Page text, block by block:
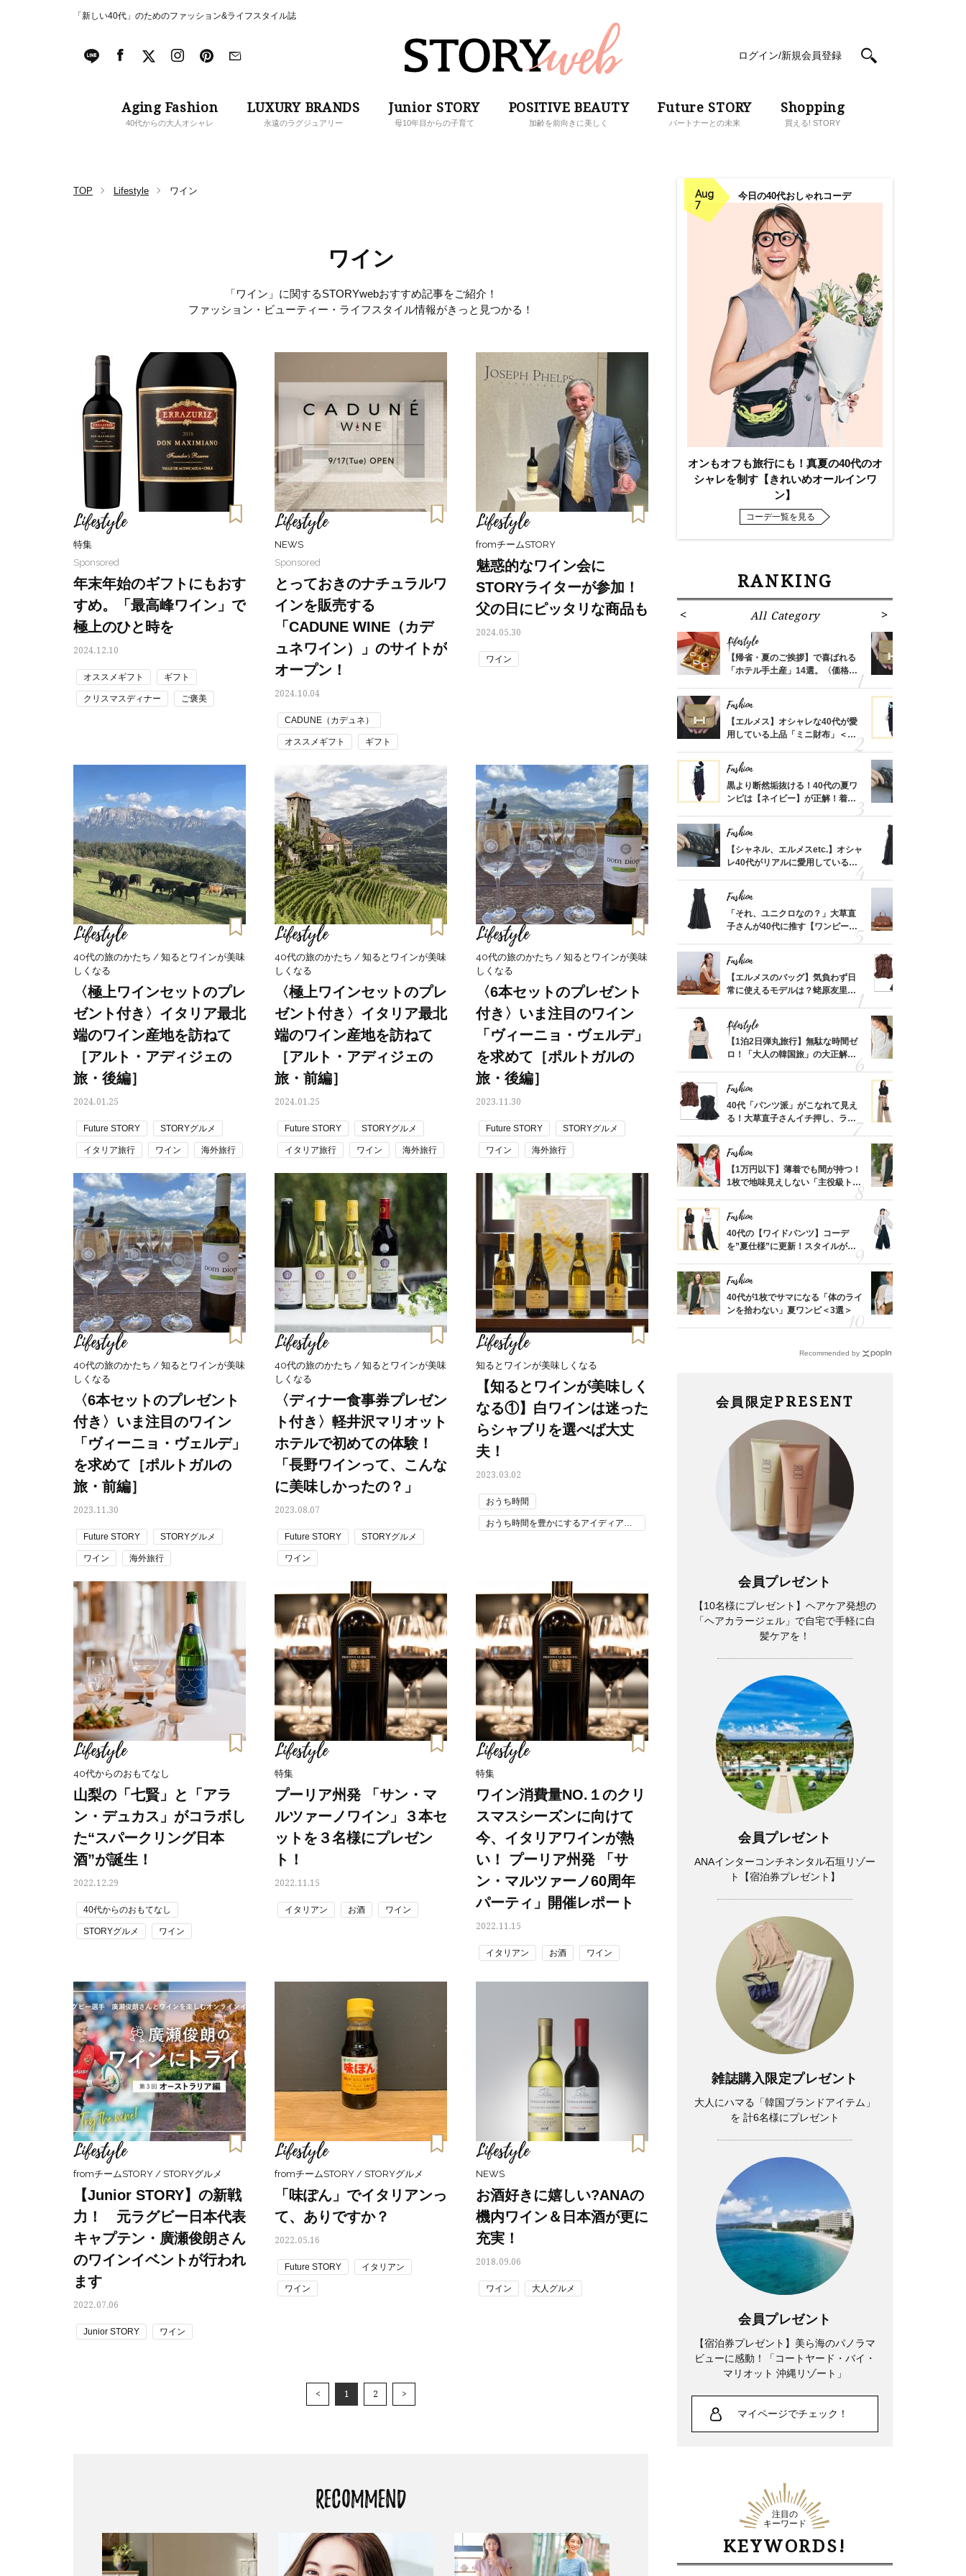
「新しい40代」のためのファッション&ライフスタイル誌
ログイン/新規会員登録
Aging Fashion
40代からの大人オシャレ
LUXURY BRANDS
永遠のラグジュアリー
Junior STORY
母10年目からの子育て
POSITIVE BEAUTY
加齢を前向きに美しく
Future STORY
パートナーとの未来
Shopping
買える! STORY
TOP Lifestyle ワイン
ワイン
「ワイン」に関するSTORYwebおすすめ記事をご紹介！
ファッション・ビューティー・ライフスタイル情報がきっと見つかる！
Lifestyle
特集
Sponsored
年末年始のギフトにもおす
すめ。「最高峰ワイン」で
極上のひと時を
2024.12.10
オススメギフト ギフト
クリスマスディナー ご褒美
Lifestyle
NEWS
Sponsored
とっておきのナチュラルワ
インを販売する
「CADUNE WINE（カデ
ュネワイン）」のサイトが
オープン！
2024.10.04
CADUNE（カデュネ）
オススメギフト ギフト
プレゼント ワイン 手土産
Lifestyle
fromチームSTORY
魅惑的なワイン会に
STORYライターが参加！
父の日にピッタリな商品も
2024.05.30
ワイン
Lifestyle
40代の旅のかたち / 知るとワインが美味
しくなる
〈極上ワインセットのプレ
ゼント付き〉イタリア最北
端のワイン産地を訪ねて
［アルト・アディジェの
旅・後編］
2024.01.25
Future STORY STORYグルメ
イタリア旅行 ワイン 海外旅行
Lifestyle
40代の旅のかたち / 知るとワインが美味
しくなる
〈極上ワインセットのプレ
ゼント付き〉イタリア最北
端のワイン産地を訪ねて
［アルト・アディジェの
旅・前編］
2024.01.25
Future STORY STORYグルメ
イタリア旅行 ワイン 海外旅行
Lifestyle
40代の旅のかたち / 知るとワインが美味
しくなる
〈6本セットのプレゼント
付き〉いま注目のワイン
「ヴィーニョ・ヴェルデ」
を求めて［ポルトガルの
旅・後編］
2023.11.30
Future STORY STORYグルメ
ワイン 海外旅行
Lifestyle
40代の旅のかたち / 知るとワインが美味
しくなる
〈6本セットのプレゼント
付き〉いま注目のワイン
「ヴィーニョ・ヴェルデ」
を求めて［ポルトガルの
旅・前編］
2023.11.30
Future STORY STORYグルメ
ワイン 海外旅行
Lifestyle
40代の旅のかたち / 知るとワインが美味
しくなる
〈ディナー食事券プレゼン
ト付き〉軽井沢マリオット
ホテルで初めての体験！
「長野ワインって、こんな
に美味しかったの？」
2023.08.07
Future STORY STORYグルメ
ワイン
Lifestyle
知るとワインが美味しくなる
【知るとワインが美味しく
なる①】白ワインは迷った
らシャブリを選べば大丈
夫！
2023.03.02
おうち時間
おうち時間を豊かにするアイディアレ
Lifestyle
40代からのおもてなし
山梨の「七賢」と「アラ
ン・デュカス」がコラボし
た“スパークリング日本
酒”が誕生！
2022.12.29
40代からのおもてなし
STORYグルメ ワイン
Lifestyle
特集
プーリア州発 「サン・マ
ルツァーノワイン」３本セ
ットを３名様にプレゼン
ト！
2022.11.15
イタリアン お酒 ワイン
Lifestyle
特集
ワイン消費量NO.１のクリ
スマスシーズンに向けて
今、イタリアワインが熱
い！ プーリア州発 「サ
ン・マルツァーノ60周年
パーティ」開催レポート
2022.11.15
イタリアン お酒 ワイン
Lifestyle
fromチームSTORY / STORYグルメ
【Junior STORY】の新戦
力！ 元ラグビー日本代表
キャプテン・廣瀬俊朗さん
のワインイベントが行われ
ます
2022.07.06
Junior STORY ワイン
Lifestyle
fromチームSTORY / STORYグルメ
「味ぽん」でイタリアンっ
て、ありですか？
2022.05.16
Future STORY イタリアン
ワイン
Lifestyle
NEWS
お酒好きに嬉しい?ANAの
機内ワイン＆日本酒が更に
充実！
2018.09.06
ワイン 大人グルメ
< 1 2 >
RECOMMEND
Aug
7
今日の40代おしゃれコーデ
オンもオフも旅行にも！真夏の40代のオ
シャレを制す【きれいめオールインワ
ン】
コーデ一覧を見る
RANKING
Lifestyle All Category
Beauty
26年夏、石井美穂さん厳選の【美
白アイテム】10選！40代以上は朝
「それどこの？」と褒められる！
可愛すぎる【YSL】の新作「万能ク
リーム」が夏のお守りに
Beauty
40代、翌朝の肌が見違える！夏の
「ざらつき・ごわつき」をケアす
る名品2選〈パック・ミスト〉
Beauty
40代の透明感を底上げ【毛穴ケ
ア】名品3選！石井美穂さん「60本
以上愛用中」のものも
Beauty
「夕方から目力が落ちる…」40代
へ！石井美穂さんが推薦【名品ア
Beauty
容液・クリーム】「シワ・たるみ
ケア」はこれ一つでOK！
Beauty
石井美穂さんおすすめ！40代の
「お疲れ顔を救う」美容パック
ア、最適解は【角質洗顔】。石井
美穂さんおすすめ名品
Beauty
ブ」SNAP。人気アラフォー読者達
がお手本！
Beauty
まるで美容液！【ディオール プレ
ステージ】新クレンザーでうるお
い艶めくなめらかな素肌へ
Beauty
40代は洗顔選びから！石井美穂さ
んの「夏枯れ肌対策」全部見せ
【ハリケア・美白etc.】
Lifestyle
梅宮アンナさん、父・辰夫さんの
相続で学んだこと「親のお金の話
は”介護どうする？”から始めるん
です」父・辰夫さんの相続で学ん
だこと
Lifestyle
〈元社長秘書〉内緒で教える【お
盆の帰省手土産5選】東京で買える
「また買ってきて」と喜ばれる名
品
Lifestyle
【特別カット集】中村ゆりさん
やわらかな透明感をまとう、自然
Lifestyle
憧れの気持ちはますます強く」俳
優・大和田美帆さん”母との思い
出”
Lifestyle
【梅宮アンナさん】乳がん摘出手
術を経て「残った方の胸も取って
しまいたい」とすら思う──そんな
声もあることを知ってほしい
Lifestyle
の心境「お互い20年ぶりの結婚生
活、正直簡単じゃない」
Lifestyle
除」が【総合運】に効く理由は？
〈26年夏の開運アクション〉
Lifestyle
梅宮アンナさんご夫婦が語る 「53
歳と60歳、大人同士の電撃婚のリ
アル」周囲が驚くほど本音でぶつ
かることも
Lifestyle
女優・須藤理彩さん「夫を亡く
し、心身不調に。鬱だと思ってい
たら…」原因がわかり自責を卒業
Lifestyle
【帰省・夏のご挨拶】で喜ばれる
「ホテル手土産」14選。〈価格
Fashion
【エルメス】オシャレな40代が愛
用している上品「ミニ財布」＜ス
Fashion
黒より断然垢抜ける！40代の夏ワ
ンピは【ネイビー】が正解！着回
Fashion
【シャネル、エルメスetc.】オシャ
レ40代がリアルに愛用している
Fashion
「それ、ユニクロなの？」大草直
子さんが40代に推す【ワンピー
レイ見え
Fashion
【エルメスのバッグ】気負わず日
常に使えるモデルは？蛯原友里さ
Lifestyle
【1泊2日弾丸旅行】無駄な時間ゼ
ロ！「大人の韓国旅」の大正解ス
Fashion
40代「パンツ派」がこなれて見え
る！大草直子さんイチ押し、ラク
Fashion
【1万円以下】薄着でも間が持つ！
1枚で地味見えしない「主役級トッ
Fashion
40代の【ワイドパンツ】コーデ
を”夏仕様”に更新！スタイルがキ
Fashion
40代が1枚でサマになる「体のライ
ンを拾わない」夏ワンピ＜3選＞
Recommended by
会員限定 PRESENT
会員プレゼント
【10名様にプレゼント】ヘアケア発想の
「ヘアカラージェル」で自宅で手軽に白
髪ケアを！
会員プレゼント
ANAインターコンチネンタル石垣リゾー
ト【宿泊券プレゼント】
雑誌購入限定プレゼント
大人にハマる「韓国ブランドアイテム」
を 計6名様にプレゼント
会員プレゼント
【宿泊券プレゼント】美ら海のパノラマ
ビューに感動！「コートヤード・バイ・
マリオット 沖縄リゾート」
マイページでチェック！
注目の
キーワード
KEYWORDS!